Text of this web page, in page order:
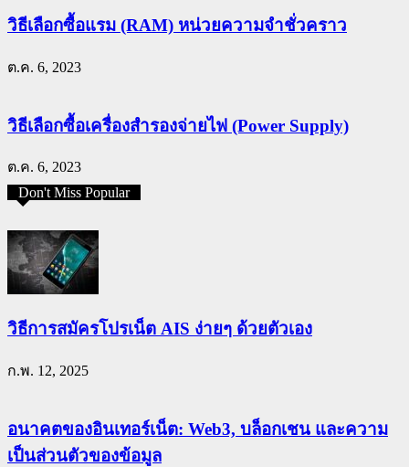
วิธีเลือกซื้อแรม (RAM) หน่วยความจำชั่วคราว
ต.ค. 6, 2023
วิธีเลือกซื้อเครื่องสำรองจ่ายไฟ (Power Supply)
ต.ค. 6, 2023
Don't Miss Popular
วิธีการสมัครโปรเน็ต AIS ง่ายๆ ด้วยตัวเอง
ก.พ. 12, 2025
อนาคตของอินเทอร์เน็ต: Web3, บล็อกเชน และความ
เป็นส่วนตัวของข้อมูล